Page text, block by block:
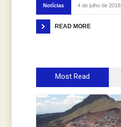
Notícias 4 de julho de 2018
READ MORE
Most Read